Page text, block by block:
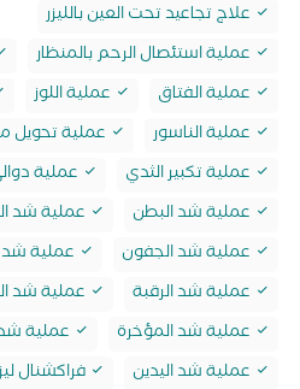
علاج تجاعيد تحت العين بالليزر
عملية استئصال الرحم بالمنظار
عملية الفتاق
عملية اللوز
عملية الناسور
عملية تحويل
عملية تكبير الثدي
عملية
عملية شد البطن
عملية شد
عملية شد الجفون
عملية شد
عملية شد الرقبة
عملية شد
عملية شد المؤخرة
عملية
عملية شد اليدين
فراكشنال